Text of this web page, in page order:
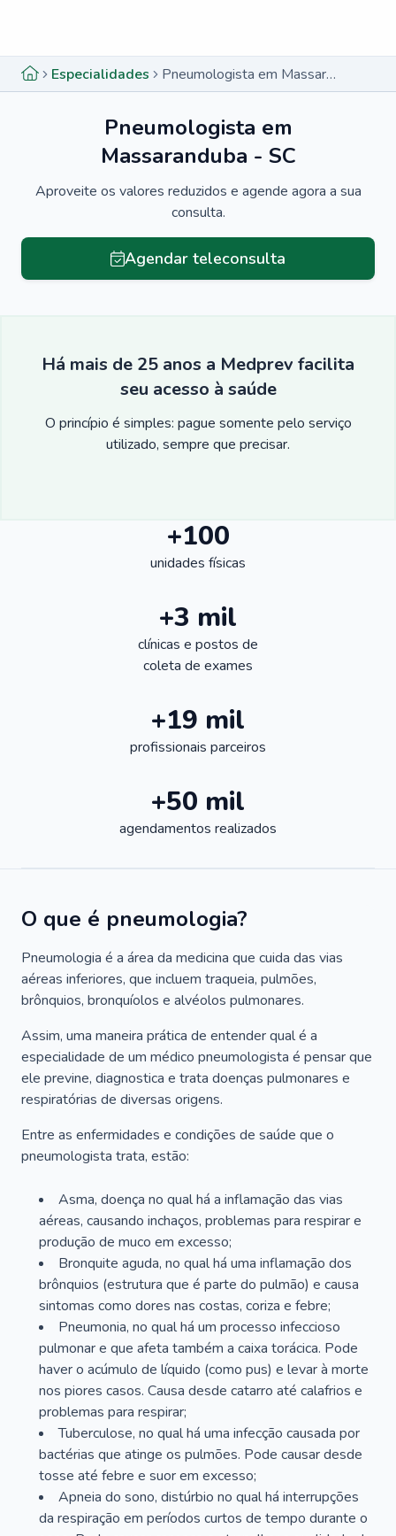
Especialidades Pneumologista em Massaranduba - SC
Pneumologista em
Massaranduba - SC
Aproveite os valores reduzidos e agende agora a sua
consulta.
Agendar teleconsulta
Há mais de 25 anos a Medprev facilita
seu acesso à saúde
O princípio é simples: pague somente pelo serviço
utilizado, sempre que precisar.
+100
unidades físicas
+3 mil
clínicas e postos de
coleta de exames
+19 mil
profissionais parceiros
+50 mil
agendamentos realizados
O que é pneumologia?
Pneumologia é a área da medicina que cuida das vias
aéreas inferiores, que incluem traqueia, pulmões,
brônquios, bronquíolos e alvéolos pulmonares.
Assim, uma maneira prática de entender qual é a
especialidade de um médico pneumologista é pensar que
ele previne, diagnostica e trata doenças pulmonares e
respiratórias de diversas origens.
Entre as enfermidades e condições de saúde que o
pneumologista trata, estão:
Asma, doença no qual há a inflamação das vias
aéreas, causando inchaços, problemas para respirar e
produção de muco em excesso;
Bronquite aguda, no qual há uma inflamação dos
brônquios (estrutura que é parte do pulmão) e causa
sintomas como dores nas costas, coriza e febre;
Pneumonia, no qual há um processo infeccioso
pulmonar e que afeta também a caixa torácica. Pode
haver o acúmulo de líquido (como pus) e levar à morte
nos piores casos. Causa desde catarro até calafrios e
problemas para respirar;
Tuberculose, no qual há uma infecção causada por
bactérias que atinge os pulmões. Pode causar desde
tosse até febre e suor em excesso;
Apneia do sono, distúrbio no qual há interrupções
da respiração em períodos curtos de tempo durante o